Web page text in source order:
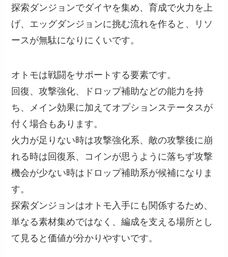
探索ダンジョンでダイヤを集め、育成で火力を上
げ、エッグダンジョンに挑む流れを作ると、リソ
ースが無駄になりにくいです。
オトモは戦闘をサポートする要素です。
回復、攻撃強化、ドロップ補助などの能力を持
ち、メイン効果に加えてオプションステータスが
付く場合もあります。
火力が足りない時は攻撃強化系、敵の攻撃後に崩
れる時は回復系、コインが思うように落ちず攻撃
機会が少ない時はドロップ補助系が候補になりま
す。
探索ダンジョンはオトモ入手にも関係するため、
単なる素材集めではなく、編成を支える場所とし
て見ると価値が分かりやすいです。